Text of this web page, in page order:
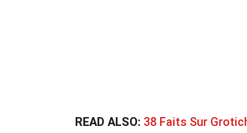
READ ALSO: 38 Faits Sur